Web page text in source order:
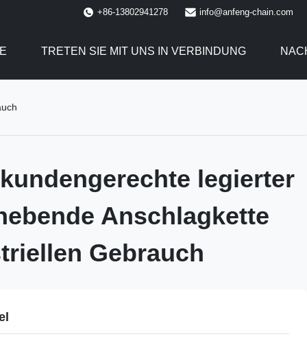
+86-13802941278 info@anfeng-chain.com
TRETEN SIE MIT UNS IN VERBINDUNG
legierter
Anschlagkette
Gebrauch